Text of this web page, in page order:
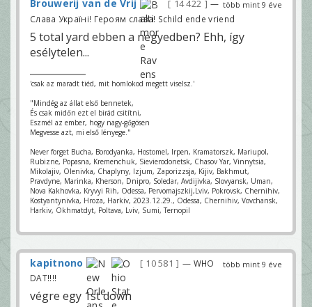
több mint 9 éve
Brouwerij van de Vrij 14 422
—
Слава Україні! Героям слава! Schild ende vriend
5 total yard ebben a negyedben? Ehh, így
esélytelen...
'csak az maradt tiéd, mit homlokod megett viselsz.'
"Mindég az állat első bennetek,
És csak midőn ezt el birád csitítni,
Eszmél az ember, hogy nagy-gőgösen
Megvesse azt, mi első lényege."
Never forget Bucha, Borodyanka, Hostomel, Irpen, Kramatorszk, Mariupol,
Rubizne, Popasna, Kremenchuk, Sievierodonetsk, Chasov Yar, Vinnytsia,
Mikolajiv, Olenivka, Chaplyny, Izjum, Zaporizzsja, Kijiv, Bakhmut,
Pravdyne, Marinka, Kherson, Dnipro, Soledar, Avdijivka, Slovyansk, Uman,
Nova Kakhovka, Kryvyi Rih, Odessa, Pervomajszkij,Lviv, Pokrovsk, Chernihiv,
Kostyantynivka, Hroza, Harkiv, 2023.12.29., Odessa, Chernihiv, Vovchansk,
Harkiv, Okhmatdyt, Poltava, Lviv, Sumi, Ternopil
több mint 9 éve
kapitnono 10 581
— WHO
DAT!!!!
végre egy 1st down